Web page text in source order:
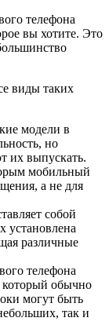
телефона
вы хотите. Это
виды таких
модели в
но
их выпускать.
мобильный
а не для
собой
различные
телефона
который обычно
могут быть
так и